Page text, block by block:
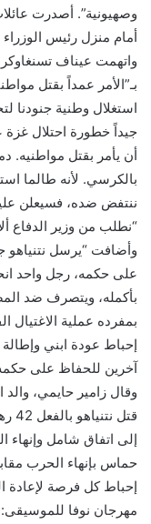
وصهيونية”. أصدرت
أمام منزل رئيس الوزراء
واتهمت عيناف
بـ”الأمر عمداً بقتل
استغلال وطنية جنودنا
جيداً خطورة احتلال غزة
أن يأمر بقتل مواطنيه.
بالكرسي. لأنه طالما
ننتفض ضده، فسيعلن
“نطلب من وزير الدفاع
وأضافت “يرسل نتنياهو
على حكمه، رجل واحد
بأكمله، ويتصرف ضد
بمفرده عملية الاغتيال
إحباط عودة ابني
آخرين للحفاظ على
وقال زامير حايمي، والد
إلى اتفاق شامل وإنهاء
حماس بإنهاء الحرب
إحباط كل فرصة لإعادة
مهرجان نوفا